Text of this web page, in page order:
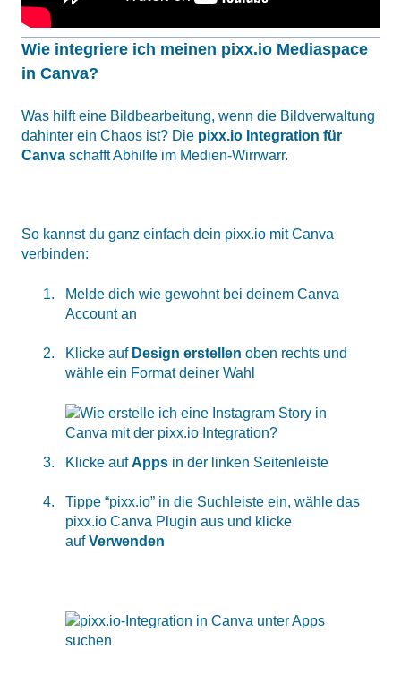
Wie integriere ich meinen pixx.io Mediaspace
in Canva?
Was hilft eine Bildbearbeitung, wenn die Bildverwaltung
dahinter ein Chaos ist? Die pixx.io Integration für
Canva schafft Abhilfe im Medien-Wirrwarr.
So kannst du ganz einfach dein pixx.io mit Canva
verbinden:
Melde dich wie gewohnt bei deinem Canva
Account an
Klicke auf Design erstellen oben rechts und
wähle ein Format deiner Wahl
Klicke aufApps in der linken Seitenleiste
Tippe “pixx.io” in die Suchleiste ein, wähle das
pixx.io Canva Plugin aus und klicke
aufVerwenden